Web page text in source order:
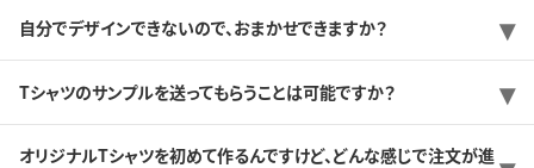
自分でデザインできないので、おまかせできますか？
Tシャツのサンプルを送ってもらうことは可能ですか？
オリジナルTシャツを初めて作るんですけど、どんな感じで注文が進